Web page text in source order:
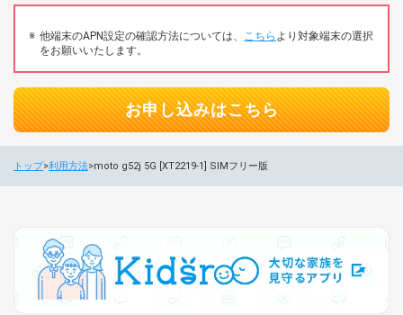
他端末のAPN設定の確認方法については、 こちら より対象端末の選択
をお願いいたします。
お申し込みはこちら
トップ 利用方法 moto g52j 5G [XT2219-1] SIMフリー版